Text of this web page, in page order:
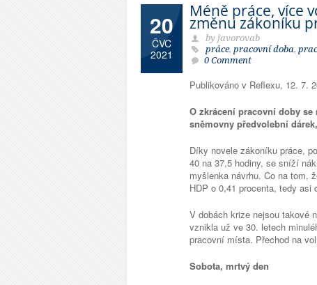
20
ČVC
2021
Méně práce, více
změnu zákoníku
by javorovab
práce, pracovní doba,
0 Comment
Publikováno v Reflexu, 12. 7.
O zkrácení pracovní doby
sněmovny předvolební
Díky novele zákoníku práce,
40 na 37,5 hodiny, se sníží
myšlenka návrhu. Co na tom,
HDP o 0,41 procenta, tedy asi
V dobách krize nejsou takové
vznikla už ve 30. letech
pracovní místa. Přechod na
Sobota, mrtvý den